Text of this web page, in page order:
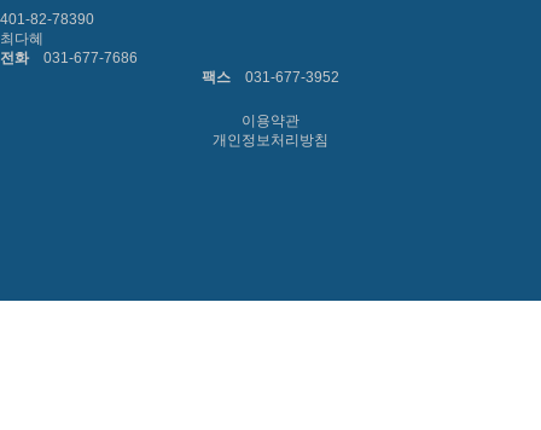
401-82-78390
최다혜
전화
031-677-7686
팩스
031-677-3952
이용약관
개인정보처리방침